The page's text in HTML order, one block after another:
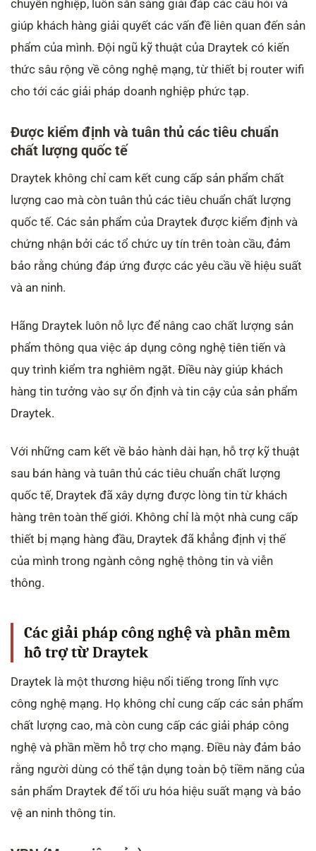
chuyên nghiệp, luôn sẵn sàng giải đáp các câu hỏi và
giúp khách hàng giải quyết các vấn đề liên quan đến sản
phẩm của mình. Đội ngũ kỹ thuật của Draytek có kiến
thức sâu rộng về công nghệ mạng, từ thiết bị router wifi
cho tới các giải pháp doanh nghiệp phức tạp.
Được kiểm định và tuân thủ các tiêu chuẩn
chất lượng quốc tế
Draytek không chỉ cam kết cung cấp sản phẩm chất
lượng cao mà còn tuân thủ các tiêu chuẩn chất lượng
quốc tế. Các sản phẩm của Draytek được kiểm định và
chứng nhận bởi các tổ chức uy tín trên toàn cầu, đảm
bảo rằng chúng đáp ứng được các yêu cầu về hiệu suất
và an ninh.
Hãng Draytek luôn nỗ lực để nâng cao chất lượng sản
phẩm thông qua việc áp dụng công nghệ tiên tiến và
quy trình kiểm tra nghiêm ngặt. Điều này giúp khách
hàng tin tưởng vào sự ổn định và tin cậy của sản phẩm
Draytek.
Với những cam kết về bảo hành dài hạn, hỗ trợ kỹ thuật
sau bán hàng và tuân thủ các tiêu chuẩn chất lượng
quốc tế, Draytek đã xây dựng được lòng tin từ khách
hàng trên toàn thế giới. Không chỉ là một nhà cung cấp
thiết bị mạng hàng đầu, Draytek đã khẳng định vị thế
của mình trong ngành công nghệ thông tin và viễn
thông.
Các giải pháp công nghệ và phần mềm
hỗ trợ từ Draytek
Draytek là một thương hiệu nổi tiếng trong lĩnh vực
công nghệ mạng. Họ không chỉ cung cấp các sản phẩm
chất lượng cao, mà còn cung cấp các giải pháp công
nghệ và phần mềm hỗ trợ cho mạng. Điều này đảm bảo
rằng người dùng có thể tận dụng toàn bộ tiềm năng của
sản phẩm Draytek để tối ưu hóa hiệu suất mạng và bảo
vệ an ninh thông tin.